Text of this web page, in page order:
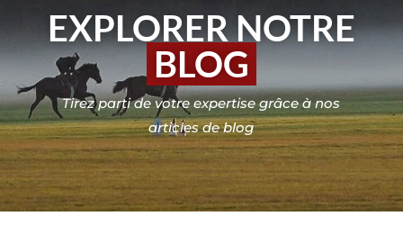
EXPLORER NOTRE
BLOG
Tirez parti de votre expertise grâce à nos
articles de blog